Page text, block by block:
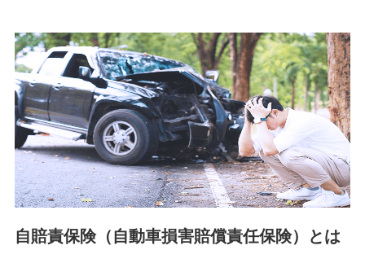
分析するため
当社の対応品質向上やお問い合わせ内容の正確な把握のため
個人情報保護管理者の職名、連絡先
株式会社ドコモ・インシュアランス 営業部長
〒103-0013 東京都中央区日本橋人形町2-14-10 アーバン
ネット日本橋ビル 3F
株式会社ドコモ・インシュアランス
個人情報の第三者提供について
除き、第三者に提供いたしません。
自賠責保険（自動車損害賠償責任保険）とは